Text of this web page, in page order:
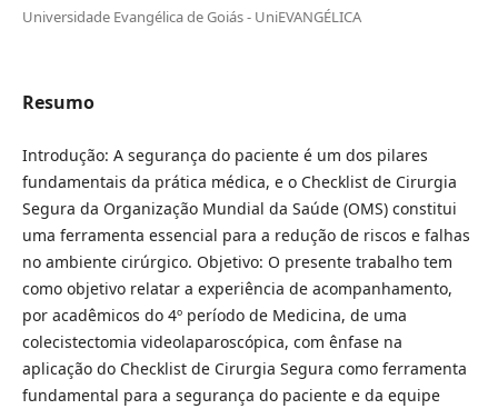
Universidade Evangélica de Goiás - UniEVANGÉLICA
Resumo
Introdução: A segurança do paciente é um dos pilares
fundamentais da prática médica, e o Checklist de Cirurgia
Segura da Organização Mundial da Saúde (OMS) constitui
uma ferramenta essencial para a redução de riscos e falhas
no ambiente cirúrgico. Objetivo: O presente trabalho tem
como objetivo relatar a experiência de acompanhamento,
por acadêmicos do 4º período de Medicina, de uma
colecistectomia videolaparoscópica, com ênfase na
aplicação do Checklist de Cirurgia Segura como ferramenta
fundamental para a segurança do paciente e da equipe